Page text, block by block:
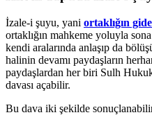
İzale-i şuyu, yani ortaklığın
ortaklığın mahkeme yoluyla
kendi aralarında anlaşıp da
halinin devamı paydaşların
paydaşlardan her biri Sulh
davası açabilir.
Bu dava iki şekilde